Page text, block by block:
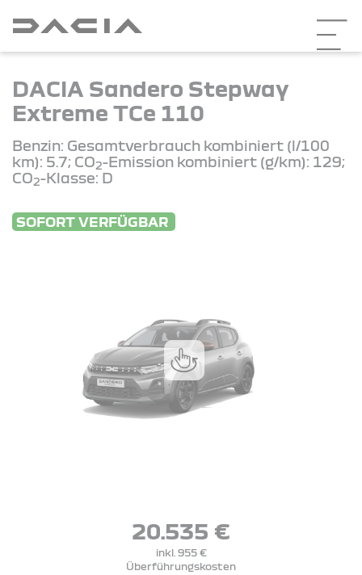
DACIA Sandero Stepway
Extreme TCe 110
Benzin: Gesamtverbrauch kombiniert (l/100
km): 5.7; CO2-Emission kombiniert (g/km): 129;
CO2-Klasse: D
SOFORT VERFÜGBAR
20.535 €
inkl. 955 €
Überführungskosten